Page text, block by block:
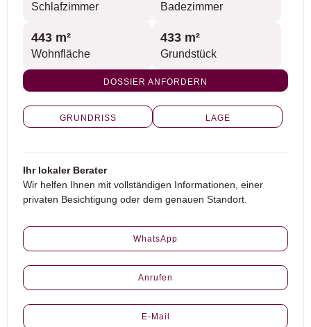
Schlafzimmer Badezimmer
443 m²
Wohnfläche
433 m²
Grundstück
DOSSIER ANFORDERN
GRUNDRISS LAGE
Ihr lokaler Berater
Wir helfen Ihnen mit vollständigen Informationen, einer
privaten Besichtigung oder dem genauen Standort.
WhatsApp
Anrufen
E-Mail